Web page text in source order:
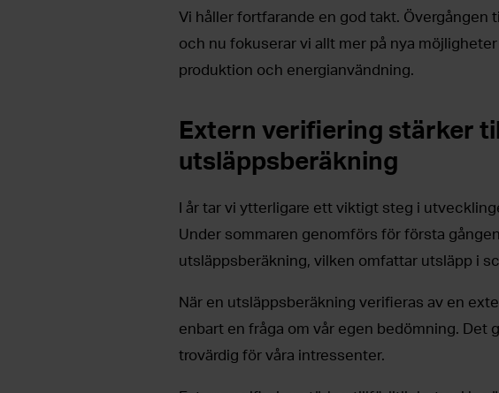
Vi håller fortfarande en god takt. Övergången
och nu fokuserar vi allt mer på nya
produktion och energianvändning.
Extern verifiering stärker
utsläppsberäkning
I år tar vi ytterligare ett viktigt steg i
Under sommaren genomförs för första
utsläppsberäkning, vilken omfattar utsläpp i
När en utsläppsberäkning verifieras av en
enbart en fråga om vår egen bedömning.
trovärdig för våra intressenter.